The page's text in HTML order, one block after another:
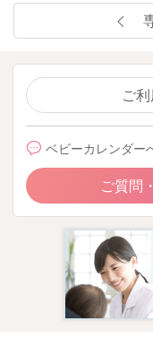
ご
ベビーカレンダー
ご質問